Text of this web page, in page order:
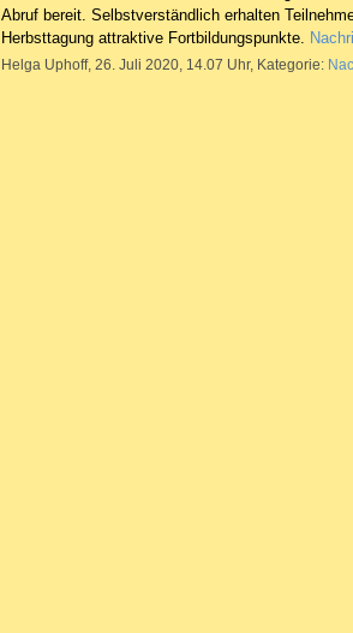
Abruf bereit. Selbstverständlich erhalten
Herbsttagung attraktive Fortbildungspunkte.
Helga Uphoff, 26. Juli 2020, 14.07 Uhr, Kategorie: